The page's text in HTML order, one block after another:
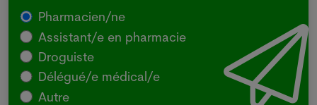
Pharmacien/ne
Assistant/e en pharmacie
Droguiste
Délégué/e médical/e
Autre